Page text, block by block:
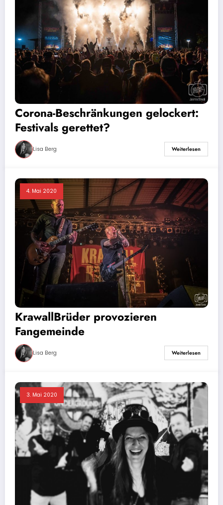
Corona-Beschränkungen gelockert:
Festivals gerettet?
Lisa Berg Weiterlesen
4. Mai 2020
KrawallBrüder provozieren
Fangemeinde
Lisa Berg Weiterlesen
3. Mai 2020